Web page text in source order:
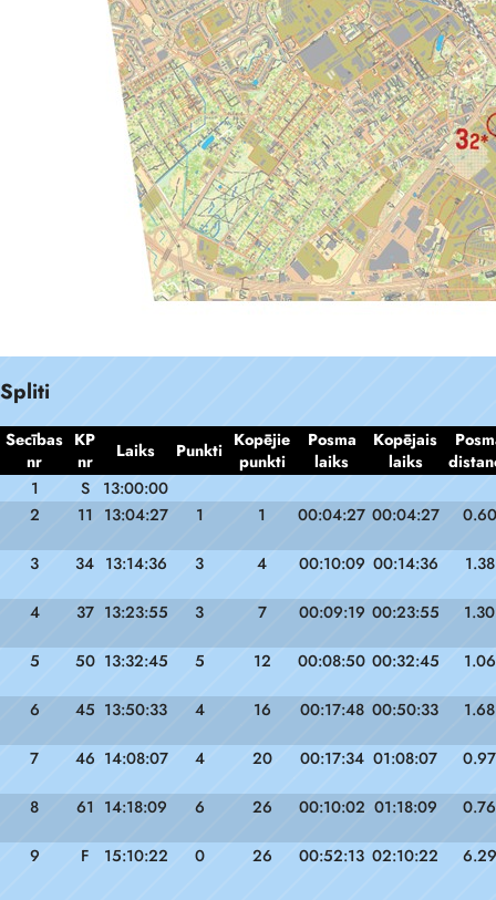
Spliti
Secības
nr
KP
nr
Laiks Punkti Kopējie
punkti
Posma
laiks
Kopējais
laiks
1
S
13:00:00
2
11 13:04:27 1 1 00:04:27 00:04:27 0.60
3 34 13:14:36 3 4 00:10:09 00:14:36 1.38
4 37 13:23:55 3 7 00:09:19 00:23:55 1.30
5 50 13:32:45 5 12 00:08:50 00:32:45 1.06
6 45 13:50:33 4 16 00:17:48 00:50:33 1.68
7 46 14:08:07 4 20 00:17:34 01:08:07 0.97
8 61 14:18:09 6 26 00:10:02 01:18:09 0.76
9 F 15:10:22 0 26 00:52:13 02:10:22 6.29